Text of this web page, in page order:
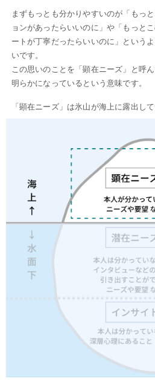
まずもっとも分かりやすいのが「もっ
ョンがあったらいいのに」や「もっと
ートが丁寧だったらいいのに」という
いです。
この思いのことを「顕在ニーズ」と呼
明らかになっているという意味です。
「顕在ニーズ」は氷山が海上に露出し